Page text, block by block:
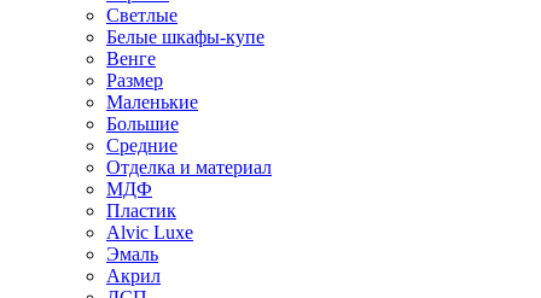
Светлые
Белые шкафы-купе
Венге
Размер
Маленькие
Большие
Средние
Отделка и материал
МДФ
Пластик
Alvic Luxe
Эмаль
Акрил